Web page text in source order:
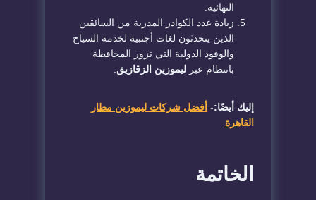
النهائية.
​زيادة عدد الكوادر المدربة من السائقين
الذين يتحدثون لغات أجنبية لخدمة السياح
والوفود الدولية التي تزور المحافظة
بانتظام عبر ليموزين الزقازيق
إليك أيضًا:- أفضل شركات ليموزين مطار
القاهرة
​الخاتمة